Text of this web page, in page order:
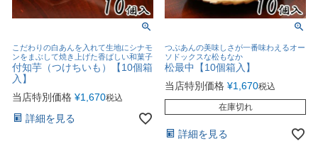
こだわりの白あんを入れて生地にシナモ
ンをまぶして焼き上げた香ばしい和菓子
付知芋（つけちいも）【10個箱
入】
当店特別価格 ¥1,670税込
詳細を見る
つぶあんの美味しさが一番味わえるオー
ソドックスな松もなか
松最中【10個箱入】
当店特別価格 ¥1,670税込
在庫切れ
詳細を見る